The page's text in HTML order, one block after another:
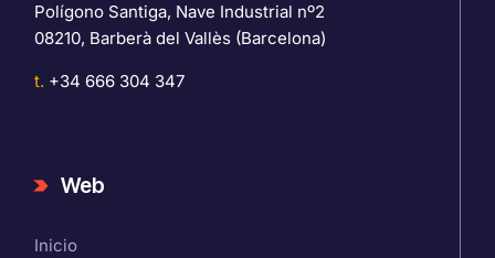
Polígono Santiga, Nave Industrial nº2
08210, Barberà del Vallès (Barcelona)
t. +34 666 304 347
Web
Inicio